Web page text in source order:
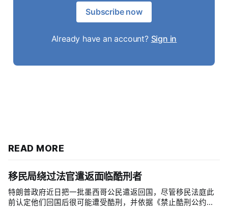
Subscribe now
Already have an account? Sign in
READ MORE
移民局绕过法官遣返面临酷刑者
特朗普政府近日把一批墨西哥公民遣返回国，尽管移民法庭此
前认定他们回国后很可能遭受酷刑，并依据《禁止酷刑公约》